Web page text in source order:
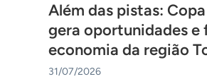
Além das pistas:
gera oportunidades e
economia da região
31/07/2026